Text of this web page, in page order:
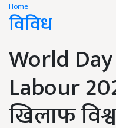
Home
विविध
World
Labour
खिलाफ